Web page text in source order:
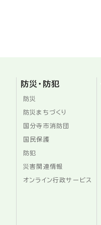
防災・防犯
防災
防災まちづくり
国分寺市消防団
国民保護
防犯
災害関連情報
オンライン行政サービス